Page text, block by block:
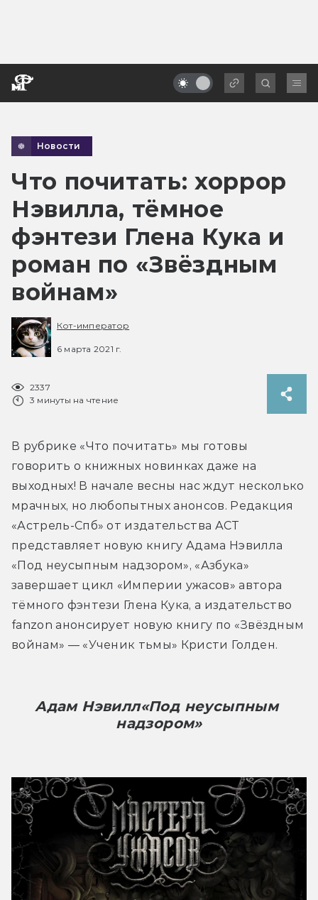
Новости
Что почитать: хоррор
Нэвилла, тёмное
фэнтези Глена Кука и
роман по «Звёздным
войнам»
Кот-император
6 марта 2021 г.
2337
3 минуты на чтение
В рубрике «Что почитать» мы готовы
говорить о книжных новинках даже на
выходных! В начале весны нас ждут несколько
мрачных, но любопытных анонсов. Редакция
«Астрель-Спб» от издательства АСТ
представляет новую книгу Адама Нэвилла
«Под неусыпным надзором», «Азбука»
завершает цикл «Империи ужасов» автора
тёмного фэнтези Глена Кука, а издательство
fanzon анонсирует новую книгу по «Звёздным
войнам» — «Ученик тьмы» Кристи Голден.
Адам Нэвилл«Под неусыпным
надзором»